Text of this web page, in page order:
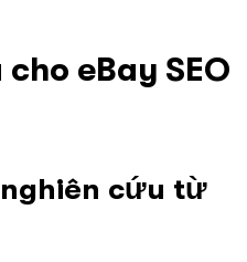
eBay SEO
nghiên cứu từ